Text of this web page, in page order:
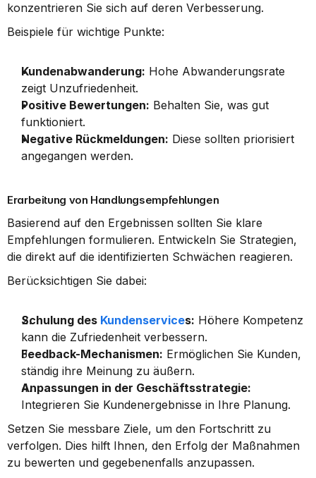
konzentrieren Sie sich auf deren Verbesserung.
Beispiele für wichtige Punkte:
Kundenabwanderung: Hohe Abwanderungsrate
zeigt Unzufriedenheit.
Positive Bewertungen: Behalten Sie, was gut
funktioniert.
Negative Rückmeldungen: Diese sollten priorisiert
angegangen werden.
Erarbeitung von Handlungsempfehlungen
Basierend auf den Ergebnissen sollten Sie klare
Empfehlungen formulieren. Entwickeln Sie Strategien,
die direkt auf die identifizierten Schwächen reagieren.
Berücksichtigen Sie dabei:
Schulung des Kundenservices: Höhere Kompetenz
kann die Zufriedenheit verbessern.
Feedback-Mechanismen: Ermöglichen Sie Kunden,
ständig ihre Meinung zu äußern.
Anpassungen in der Geschäftsstrategie:
Integrieren Sie Kundenergebnisse in Ihre Planung.
Setzen Sie messbare Ziele, um den Fortschritt zu
verfolgen. Dies hilft Ihnen, den Erfolg der Maßnahmen
zu bewerten und gegebenenfalls anzupassen.